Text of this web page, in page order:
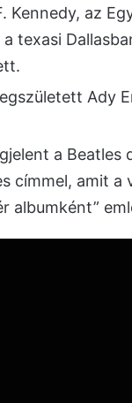
Kennedy, az
texasi
Ady
a Beatles
címmel, amit a
albumként”